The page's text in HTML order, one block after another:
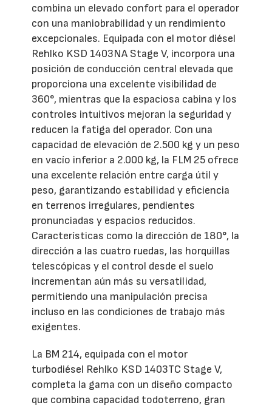
combina un elevado confort para el operador
con una maniobrabilidad y un rendimiento
excepcionales. Equipada con el motor diésel
Rehlko KSD 1403NA Stage V, incorpora una
posición de conducción central elevada que
proporciona una excelente visibilidad de
360°, mientras que la espaciosa cabina y los
controles intuitivos mejoran la seguridad y
reducen la fatiga del operador. Con una
capacidad de elevación de 2.500 kg y un peso
en vacío inferior a 2.000 kg, la FLM 25 ofrece
una excelente relación entre carga útil y
peso, garantizando estabilidad y eficiencia
en terrenos irregulares, pendientes
pronunciadas y espacios reducidos.
Características como la dirección de 180°, la
dirección a las cuatro ruedas, las horquillas
telescópicas y el control desde el suelo
incrementan aún más su versatilidad,
permitiendo una manipulación precisa
incluso en las condiciones de trabajo más
exigentes.
La BM 214, equipada con el motor
turbodiésel Rehlko KSD 1403TC Stage V,
completa la gama con un diseño compacto
que combina capacidad todoterreno, gran